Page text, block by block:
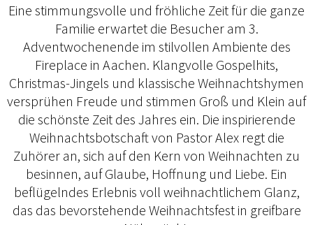
Eine stimmungsvolle und fröhliche Zeit für die ganze
Familie erwartet die Besucher am 3.
Adventwochenende im stilvollen Ambiente des
Fireplace in Aachen. Klangvolle Gospelhits,
Christmas-Jingels und klassische Weihnachtshymen
versprühen Freude und stimmen Groß und Klein auf
die schönste Zeit des Jahres ein. Die inspirierende
Weihnachtsbotschaft von Pastor Alex regt die
Zuhörer an, sich auf den Kern von Weihnachten zu
besinnen, auf Glaube, Hoffnung und Liebe. Ein
beflügelndes Erlebnis voll weihnachtlichem Glanz,
das das bevorstehende Weihnachtsfest in greifbare